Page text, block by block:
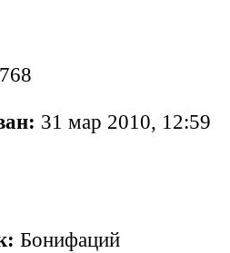
31 мар 2010, 12:59
Бонифаций